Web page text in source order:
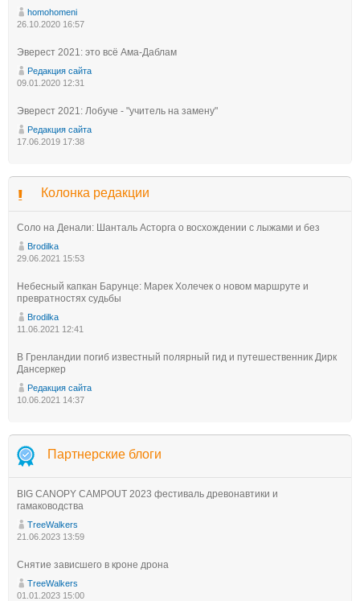
homohomeni
26.10.2020 16:57
Эверест 2021: это всё Ама-Даблам
Редакция сайта
09.01.2020 12:31
Эверест 2021: Лобуче - "учитель на замену"
Редакция сайта
17.06.2019 17:38
Колонка редакции
Соло на Денали: Шанталь Асторга о восхождении с лыжами и без
Brodilka
29.06.2021 15:53
Небесный капкан Барунце: Марек Холечек о новом маршруте и
превратностях судьбы
Brodilka
11.06.2021 12:41
В Гренландии погиб известный полярный гид и путешественник Дирк
Дансеркер
Редакция сайта
10.06.2021 14:37
Партнерские блоги
BIG CANOPY CAMPOUT 2023 фестиваль древонавтики и
гамаководства
TreeWalkers
21.06.2023 13:59
Снятие зависшего в кроне дрона
TreeWalkers
01.01.2023 15:00